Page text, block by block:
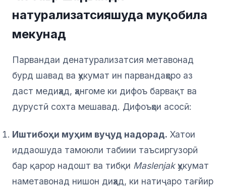
натурализатсияшуда муқобила
мекунад
Парвандаи денатурализатсия метавонад
бурд шавад ва ҳукумат ин парвандаҳоро аз
даст медиҳад, ҳангоме ки дифоъ барвақт ва
дурустӣ сохта мешавад. Дифоъҳои асосӣ:
Иштибоҳи муҳим вуҷуд надорад. Хатои
иддаошуда тамоюли табиии таъсиргузорӣ
бар қарор надошт ва тибқи Maslenjakҳукумат
наметавонад нишон диҳад, ки натиҷаро тағйир